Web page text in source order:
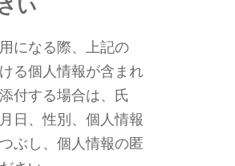
い
になる際、上記の
る個人情報が含まれ
付する場合は、
氏
日、性別、個人情報
ぶし、個人情報の匿